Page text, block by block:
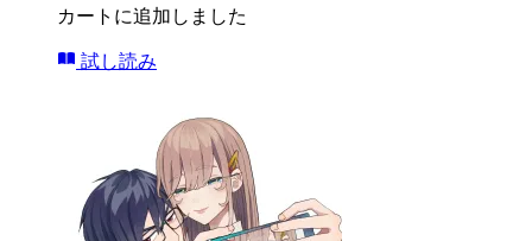
カートに追加しました
試し読み